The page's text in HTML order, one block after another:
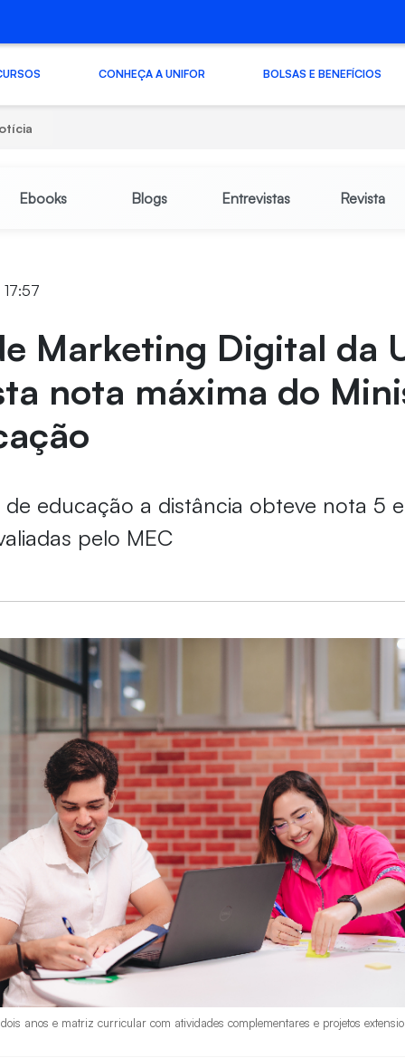
CONHEÇA A UNIFOR BOLSAS E BENEFÍCIOS
Ebooks Blogs Entrevistas Revista
Marketing Digital da
nota máxima do
educação a distância obteve nota 5
pelo MEC
anos e matriz curricular com atividades complementares e projetos